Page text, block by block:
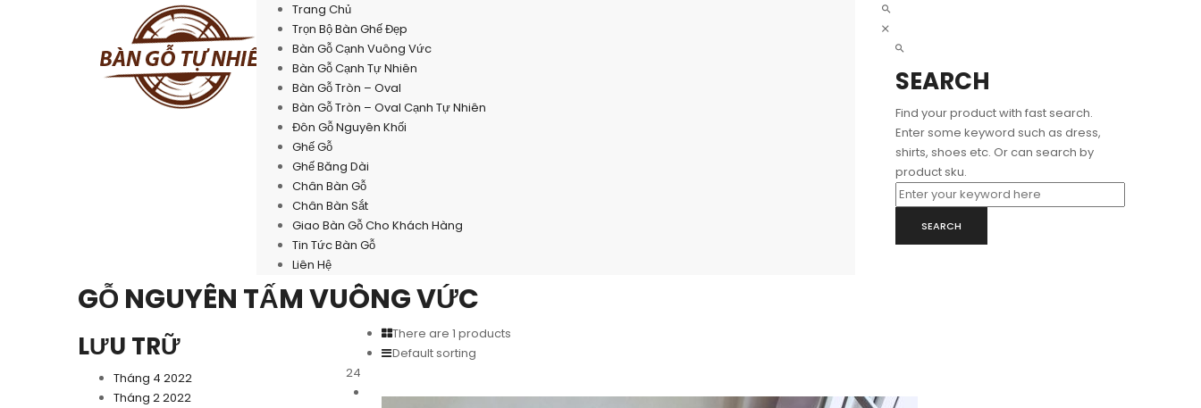
Trang Chủ
Trọn Bộ Bàn Ghế Đẹp
Bàn Gỗ Cạnh Vuông Vức
Bàn Gỗ Cạnh Tự Nhiên
Bàn Gỗ Tròn – Oval
Bàn Gỗ Tròn – Oval Cạnh Tự Nhiên
Đôn Gỗ Nguyên Khối
Ghế Gỗ
Ghế Băng Dài
Chân Bàn Gỗ
Chân Bàn Sắt
Giao Bàn Gỗ Cho Khách Hàng
Tin Tức Bàn Gỗ
Liên Hệ
SEARCH
Find your product with fast search.
Enter some keyword such as dress,
shirts, shoes etc. Or can search by
product sku.
SEARCH
GỖ NGUYÊN TẤM VUÔNG VỨC
LƯU TRỮ
Tháng 4 2022
Tháng 2 2022
There are 1 products
Default sorting
24